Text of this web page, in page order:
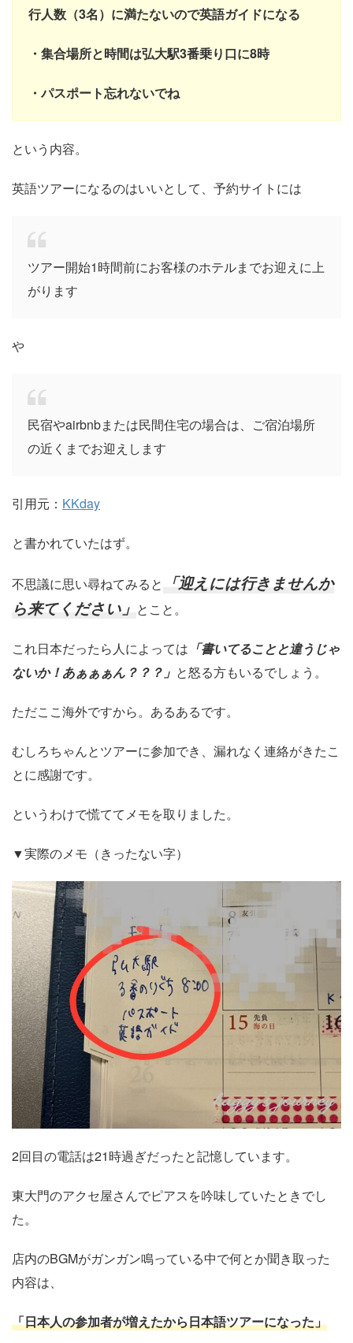
行人数（3名）に満たないので英語ガイドになる
・集合場所と時間は弘大駅3番乗り口に8時
・パスポート忘れないでね
という内容。
英語ツアーになるのはいいとして、予約サイトには
ツアー開始1時間前にお客様のホテルまでお迎えに上
がります
や
民宿やairbnbまたは民間住宅の場合は、ご宿泊場所
の近くまでお迎えします
引用元： KKday
と書かれていたはず。
不思議に思い尋ねてみると
「迎えには行きませんか
ら来てください」 とこと。
これ日本だったら人によっては 「書いてることと違うじゃ
ないか！あぁぁぁん？？？」 と怒る方もいるでしょう。
ただここ海外ですから。あるあるです。
むしろちゃんとツアーに参加でき、漏れなく連絡がきたこ
とに感謝です。
というわけで慌ててメモを取りました。
▼実際のメモ（きったない字）
2回目の電話は21時過ぎだったと記憶しています。
東大門のアクセ屋さんでピアスを吟味していたときでし
た。
店内のBGMがガンガン鳴っている中で何とか聞き取った
内容は、
「日本人の参加者が増えたから日本語ツアーになった」